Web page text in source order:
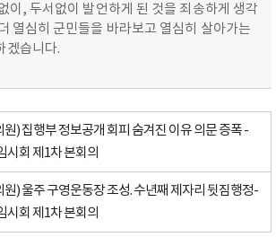
이, 두서없이 발언하게 된 것을 죄송하게 생각
열심히 군민들을 바라보고 열심히 살아가는
겠습니다.
원) 집행부 정보공개 회피 숨겨진 이유 의문 증폭 -
시회 제1차 본회의
원) 울주 구영운동장 조성. 수년째 제자리 뒷짐행정-
시회 제1차 본회의